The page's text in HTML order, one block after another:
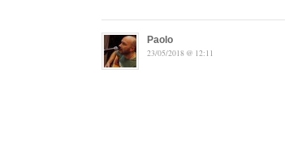
Paolo
23/05/2018 @ 12:11